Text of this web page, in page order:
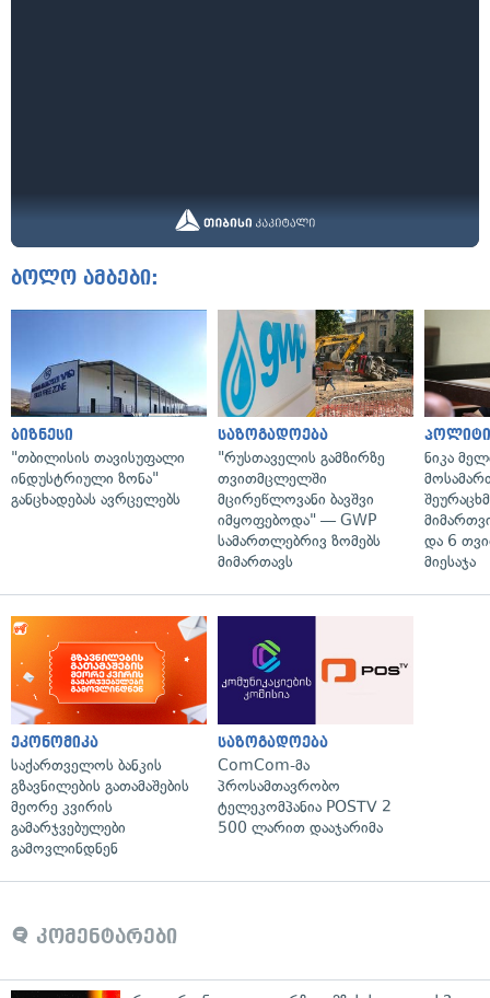
ბოლო ამბები:
ბიზნესი
"თბილისის თავისუფალი
ინდუსტრიული ზონა"
განცხადებას ავრცელებს
საზოგადოება
"რუსთაველის გამზირზე
თვითმცლელში
მცირეწლოვანი ბავშვი
იმყოფებოდა" — GWP
სამართლებრივ ზომებს
მიმართავს
ნიკა
და 6
მიესაჯა
ეკონომიკა
საქართველოს ბანკის
გზავნილების გათამაშების
მეორე კვირის
გამარჯვებულები
გამოვლინდნენ
საზოგადოება
ComCom-მა
პროსამთავრობო
ტელეკომპანია POSTV 2
500 ლარით დააჯარიმა
კომენტარები